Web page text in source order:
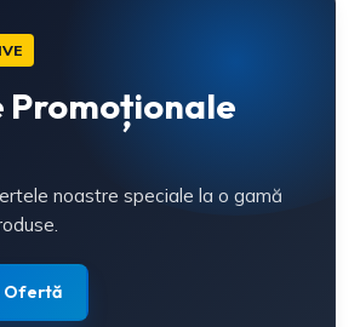
noastre speciale la o gamă
Ofertă